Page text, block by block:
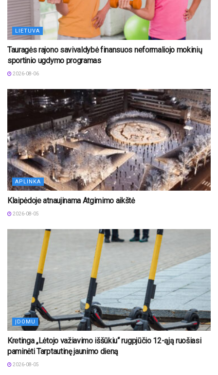
LIETUVA
Tauragės rajono savivaldybė finansuos neformaliojo mokinių
sportinio ugdymo programas
2026-08-06
APLINKA
Klaipėdoje atnaujinama Atgimimo aikštė
2026-08-05
ĮDOMU
Kretinga „Lėtojo važiavimo iššūkiu“ rugpjūčio 12-ąją ruošiasi
paminėti Tarptautinę jaunimo dieną
2026-08-05